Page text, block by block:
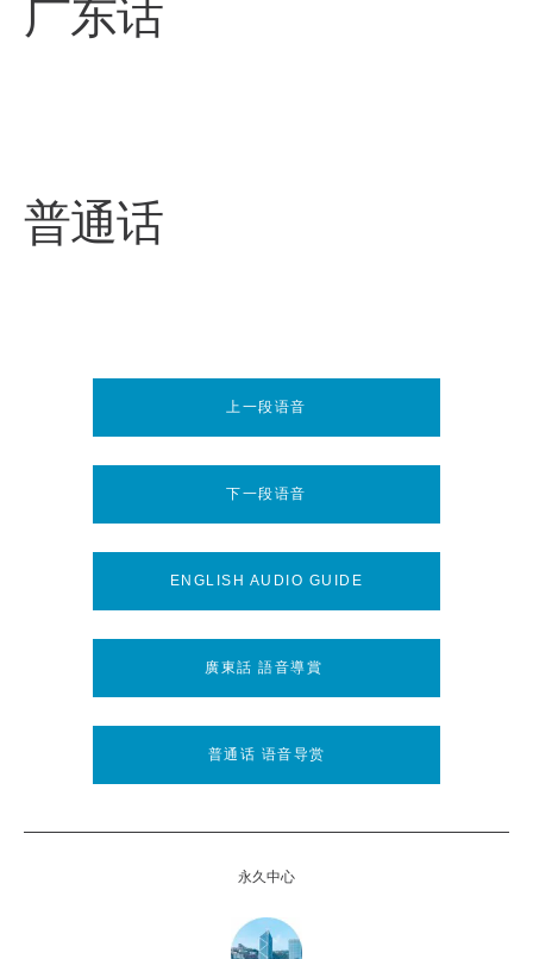
广东话
普通话
上一段语音
下一段语音
ENGLISH AUDIO GUIDE
廣東話 語音導賞
普通话 语音导赏
永久中心